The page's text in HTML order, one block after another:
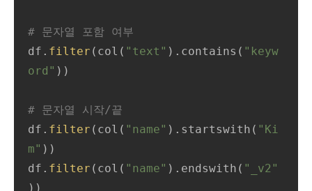
# 문자열 포함 여부
df. filter (col( "text" ).contains( "keyw
ord" ))
# 문자열 시작/끝
df. filter (col( "name" ).startswith( "Ki
m" ))
df. filter (col( "name" ).endswith( "_v2"
))